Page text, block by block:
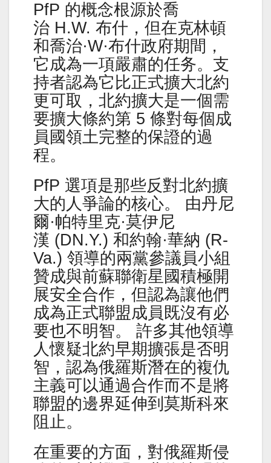
PfP 的概念根源於喬
治 H.W. 布什，但在克林頓
和喬治·W·布什政府期間，
它成為一項嚴肅的任务。支
持者認為它比正式擴大北約
更可取，北約擴大是一個需
要擴大條約第 5 條對每個成
員國領土完整的保證的過
程。
PfP 選項是那些反對北約擴
大的人爭論的核心。 由丹尼
爾·帕特里克·莫伊尼
漢 (DN.Y.) 和約翰·華納 (R-
Va.) 領導的兩黨參議員小組
贊成與前蘇聯衛星國積極開
展安全合作，但認為讓他們
成為正式聯盟成員既沒有必
要也不明智。 許多其他領導
人懷疑北約早期擴張是否明
智，認為俄羅斯潛在的複仇
主義可以通過合作而不是將
聯盟的邊界延伸到莫斯科來
阻止。
在重要的方面，對俄羅斯侵